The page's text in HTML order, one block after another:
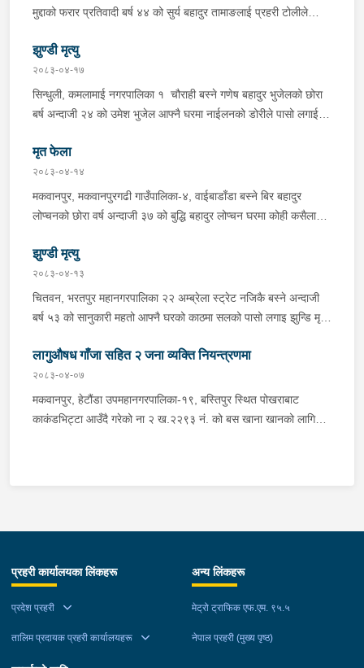
यात्रुबाहक E.V. हायसमा सवार जिल्ला सिराह मिर्चैया नगरपालिका-५ बस्ने
ल्याएको तरकारीको बोरा भित्र डब्बामा प्लास्टिकले पोका पारी लुकाई छिपाई
ल्याएको लागु औषध खैरो हिरोइन जस्तो देखिने गिलो पदार्थ ४५.१९० फेला
पारी नियन्त्रणमा लिई सोधपुछ गर्दा पछाडी मोटरसाइकलमा सवार चालक
अभिषेक कुमार साह र सवार राहुल कुमार मण्डलले उक्त सामान दिई पठाएको
भनि खुल्न आएको हुँदा मोटरसाइकल सहित निजहरुलाई नियन्त्रणमा लिई थप
अनुसन्धान कार्य भईरहेको ।
मुद्दाको फरार प्रतिवादी बर्ष ४४ को सुर्य बहादुर तामाङलाई प्रहरी टोलीले
झुण्डी मृत्यु
२०८३-०४-१७
सिन्धुली, कमलामाई नगरपालिका १ चौराही बस्ने गणेष बहादुर भुजेलको छोरा
बर्ष अन्दाजी २४ को उमेश भुजेल आफ्नै घरमा नाईलनको डोरीले पासो लगाई
घटनास्थलमा मुचुल्का सहित थप अनुसन्धान कार्य भइरहेको ।
मृत फेला
२०८३-०४-१४
मकवानपुर, मकवानपुरगढी गाउँपालिका-४, वाईबाडाँडा बस्ने बिर बहादुर
लोप्चनको छोरा वर्ष अन्दाजी ३७ को बुद्धि बहादुर लोप्चन घरमा कोही कसैलाई
मिति २०८३।०४।१४ गते सोहि स्थित कुसुमटार खोल्सामा घोप्टो परी मृत
अवस्थामा फेला परेको । यस घटना सम्बन्धमा थप अनुसन्धान कार्य भईरहेको
छ ।
झुण्डी मृत्यु
२०८३-०४-१३
चितवन, भरतपुर महानगरपालिका २२ अम्ब्रेला स्ट्रेट नजिकै बस्ने अन्दाजी
बर्ष ५३ को सानुकारी महतो आफ्नै घरको काठमा सलको पासो लगाइ झुन्डि मृत्यु
सहित थप अनुसन्धान कार्य भइरहेको ।
लागुऔषध गाँजा सहित २ जना व्यक्ति नियन्त्रणमा
२०८३-०४-०७
मकवानपुर, हेटौंडा उपमहानगरपालिका-१९, बस्तिपुर स्थित पोखराबाट
काकंडभिट्टा आउँदै गरेको ना २ ख.२२९३ नं. को बस खाना खानको लागि
लागुऔषध गाँजा २६ किलोग्राम २० ग्राम फेला परेको । लागुऔषध सहित
समिर मोक्तान र सोहि हेटौंडा उपमहानगरपालिका-१९, बस्तिपुर बस्ने वर्ष
भईरहेको छ ।
प्रहरी कार्यालयका लिंकहरू
प्रदेश प्रहरी
तालिम प्रदायक प्रहरी कार्यालयहरू
अन्य लिंकहरू
मेट्रो ट्राफिक एफ.एम. ९५.५
नेपाल प्रहरी (मुख्य पृष्ठ)